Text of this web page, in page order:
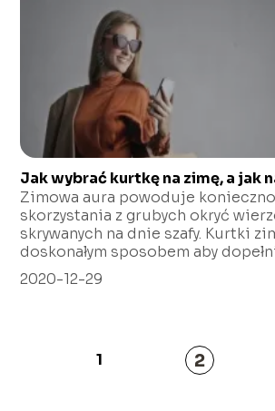
Jak wybrać kurtkę na zimę, a jak
Zimowa aura powoduje
skorzystania z grubych okryć
skrywanych na dnie szafy. Kurtki
doskonałym sposobem aby
2020-12-29
1 2